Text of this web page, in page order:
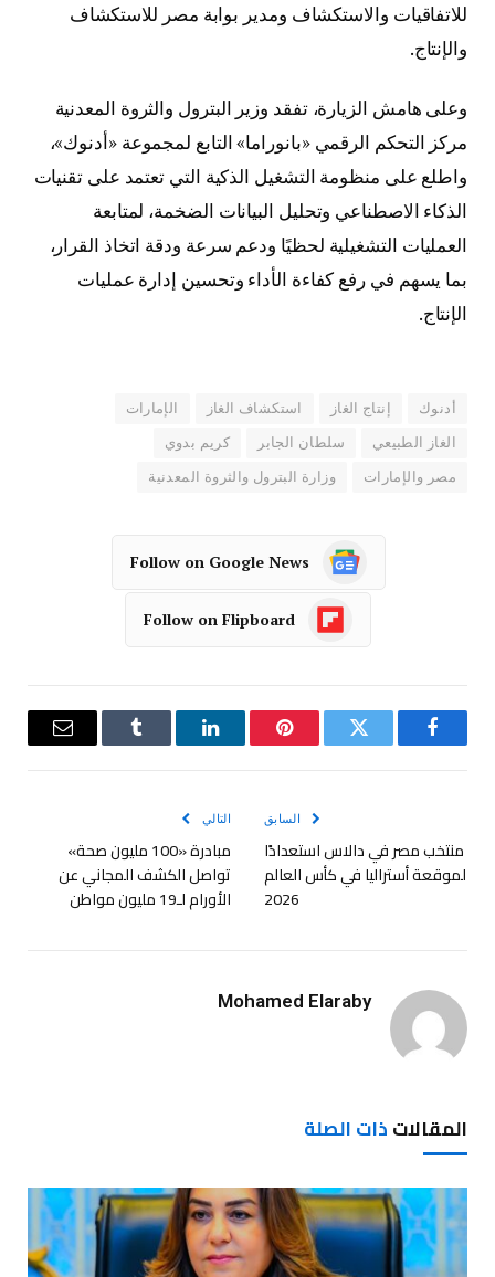
للاتفاقيات والاستكشاف ومدير بوابة مصر للاستكشاف
والإنتاج.
وعلى هامش الزيارة، تفقد وزير البترول والثروة المعدنية
مركز التحكم الرقمي «بانوراما» التابع لمجموعة «أدنوك»،
واطلع على منظومة التشغيل الذكية التي تعتمد على تقنيات
الذكاء الاصطناعي وتحليل البيانات الضخمة، لمتابعة
العمليات التشغيلية لحظيًا ودعم سرعة ودقة اتخاذ القرار،
بما يسهم في رفع كفاءة الأداء وتحسين إدارة عمليات
الإنتاج.
أدنوك إنتاج الغاز استكشاف الغاز الإمارات
الغاز الطبيعي سلطان الجابر كريم بدوي
مصر والإمارات وزارة البترول والثروة المعدنية
Follow on Google News
Follow on Flipboard
فيسبوك تويتر بينتيريستلينكدإن Tumblr
البريد
السابق
منتخب مصر في دالاس استعدادًا
لموقعة أستراليا في كأس العالم
2026
التالي
مبادرة «100 مليون صحة»
تواصل الكشف المجاني عن
الأورام لـ19 مليون مواطن
Mohamed Elaraby
المقالاتذات الصلة